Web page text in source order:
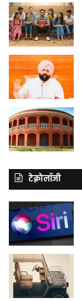
टेक्नोलॉजी